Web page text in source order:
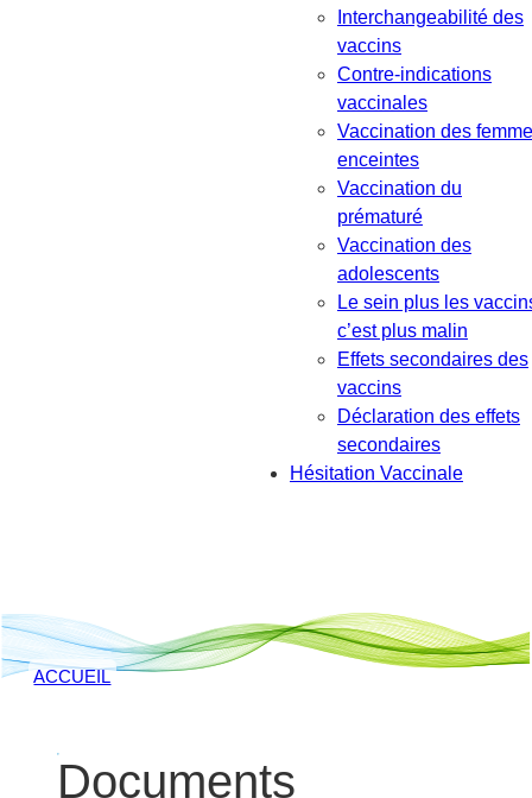
Interchangeabilité des
vaccins
Contre-indications
vaccinales
Vaccination des
enceintes
Vaccination du
prématuré
Vaccination des
adolescents
Le sein plus les
c’est plus malin
Effets secondaires des
vaccins
Déclaration des effets
secondaires
Hésitation Vaccinale
ACCUEIL
Documents